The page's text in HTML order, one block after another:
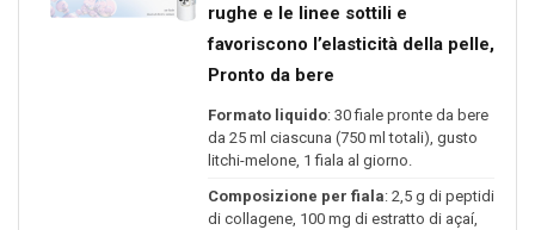
rughe e le linee sottili e
favoriscono l’elasticità della pelle,
Pronto da bere
Formato liquido: 30 fiale pronte da bere
da 25 ml ciascuna (750 ml totali), gusto
litchi-melone, 1 fiala al giorno.
Composizione per fiala: 2,5 g di peptidi
di collagene, 100 mg di estratto di açaí,